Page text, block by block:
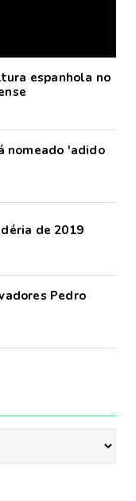
espanhola no
nomeado 'adido
de 2019
Pedro